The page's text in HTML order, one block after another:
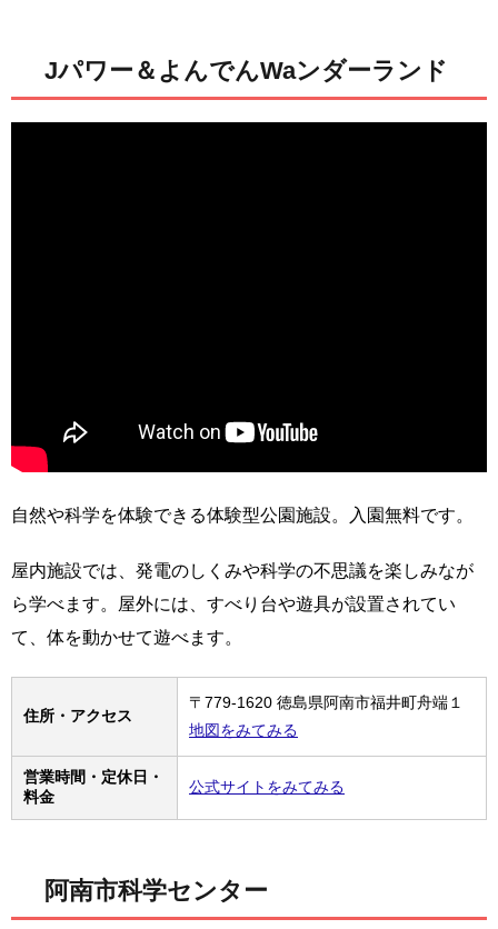
Jパワー＆よんでんWaンダーランド
自然や科学を体験できる体験型公園施設。入園無料です。
屋内施設では、発電のしくみや科学の不思議を楽しみなが
ら学べます。屋外には、すべり台や遊具が設置されてい
て、体を動かせて遊べます。
住所・アクセス
〒779-1620 徳島県阿南市福井町舟端１
地図をみてみる
営業時間・定休日・
料金
公式サイトをみてみる
阿南市科学センター